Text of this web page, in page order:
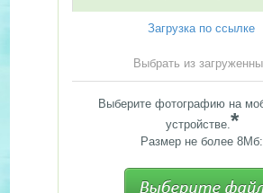
Загрузка по ссылке
Выбрать из
Выберите фотографию на
устройстве.*
Размер не более 8Мб: